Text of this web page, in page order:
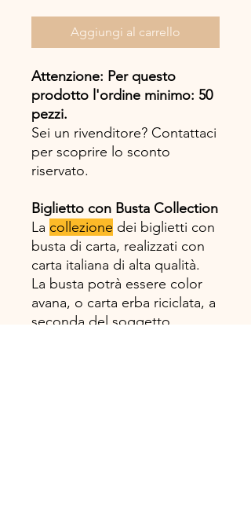
Aggiungi al carrello
Attenzione: Per questo
prodotto l'ordine minimo: 50
pezzi.
Sei un rivenditore? Contattaci
per scoprire lo sconto
riservato.
Biglietto con Busta Collection
La collezione dei biglietti con
busta di carta, realizzati con
carta italiana di alta qualità.
La busta potrà essere color
avana, o carta erba riciclata, a
seconda del soggetto.